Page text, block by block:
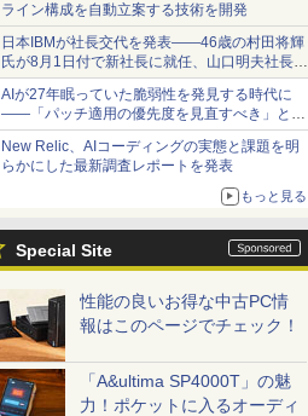
ライン構成を自動立案する技術を開発
日本IBMが社長交代を発表――46歳の村田将輝
氏が8月1日付で新社長に就任、山口明夫社長は
会長へ
AIが27年眠っていた脆弱性を発見する時代に
――「パッチ適用の優先度を見直すべき」とセ
キュリティ専門家
New Relic、AIコーディングの実態と課題を明
らかにした最新調査レポートを発表
もっと見る
Special Site
性能の良いお得な中古PC情
報はこのページでチェック！
「A&ultima SP4000T」の魅
力！ポケットに入るオーディ